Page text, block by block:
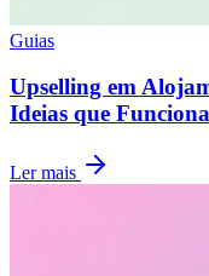
Guias
Upselling em
Ideias que
Ler mais